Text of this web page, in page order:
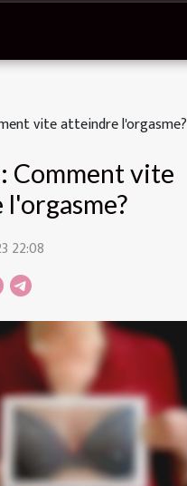
vite atteindre l'orgasme?
Comment vite
22:08